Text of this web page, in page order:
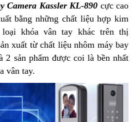
Camera Kassler KL-890 cực cao
bằng những chất liệu hợp kim
khóa vân tay khác trên thị
xuất từ chất liệu nhôm máy bay
2 sản phẩm được coi là bền nhất
vân tay.